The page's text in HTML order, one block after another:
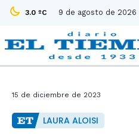
3.0 ºC 9 de agosto de 2026
15 de diciembre de 2023
LAURA ALOISI